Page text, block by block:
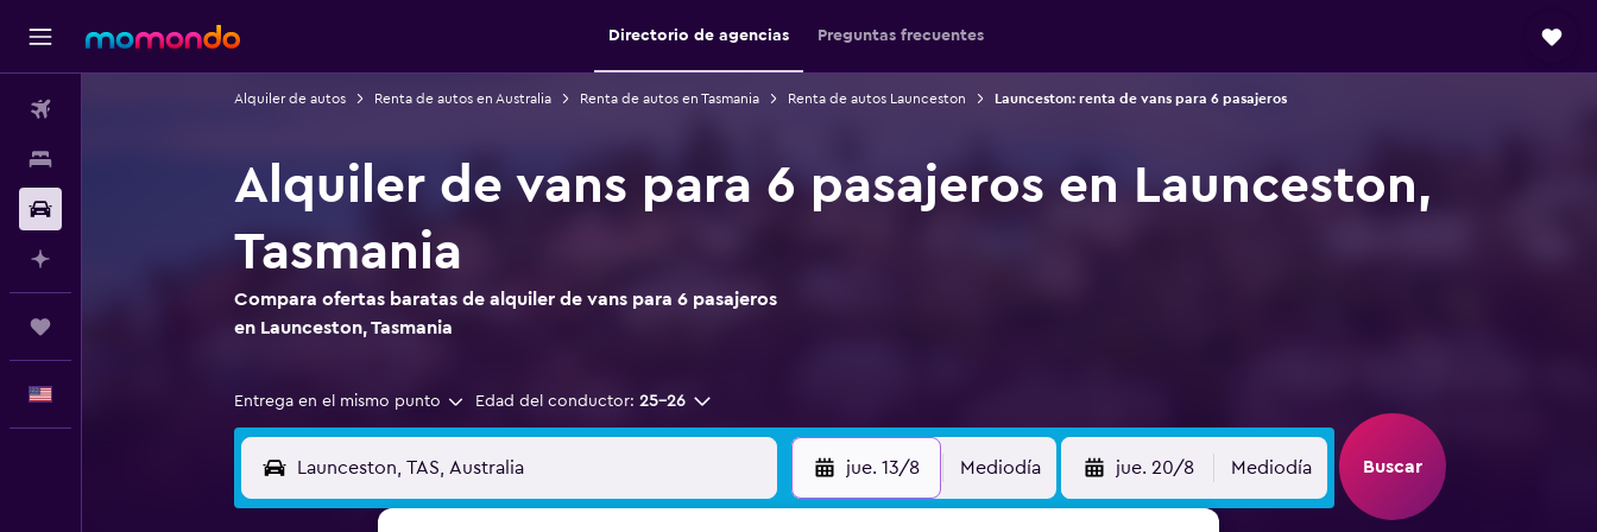
Directorio de agencias Preguntas frecuentes
Alquiler de autos Renta de autos en Australia Renta de autos en Tasmania Renta de autos Launceston Launceston: renta de vans para 6 pasajeros
Alquiler de vans para 6 pasajeros en Launceston,
Tasmania
Compara ofertas baratas de alquiler de vans para 6 pasajeros
en Launceston, Tasmania
Entrega en el mismo punto Edad del conductor: 25-26
jue. 13/8 Mediodía jue. 20/8 Mediodía Buscar